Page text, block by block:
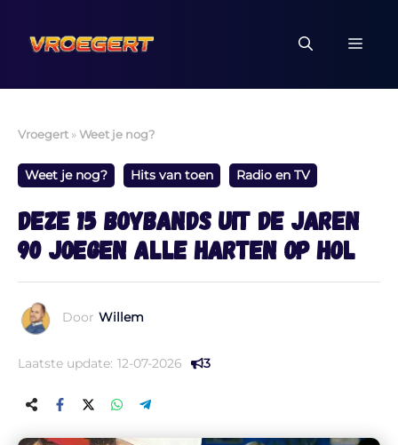
naar
inhoud
Vroegert »Weet je nog?
Weet je nog? Hits van toen Radio en TV
Deze 15 boybands uit de jaren
90 joegen alle harten op hol
Door Willem
Laatste update: 12-07-2026 3